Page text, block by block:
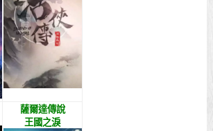
薩爾達傳說
王國之淚